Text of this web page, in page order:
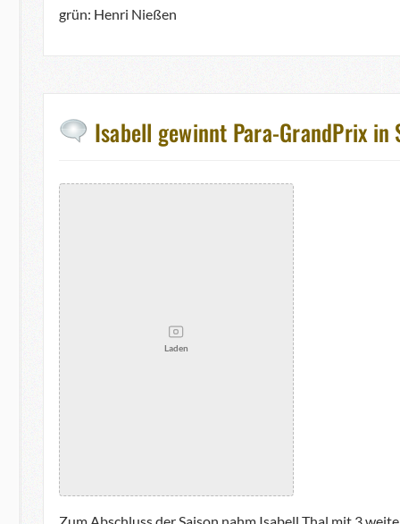
grün: Henri Nießen
Isabell gewinnt Para-GrandPrix in
Laden
Zum Abschluss der Saison nahm Isabell Thal mit 3